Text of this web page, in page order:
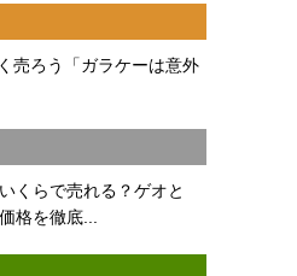
売ろう「ガラケーは意外
くらで売れる？ゲオと
格を徹底...